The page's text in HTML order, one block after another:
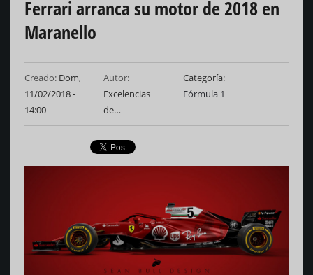
Ferrari arranca su motor de 2018 en
Maranello
Creado: Dom,
11/02/2018 -
14:00
Autor:
Excelencias
de…
Categoría
Fórmula 1